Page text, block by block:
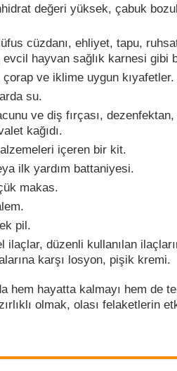
değeri yüksek, çabuk
cüzdanı, ehliyet, tapu,
hayvan sağlık karnesi gibi
ve iklime uygun kıyafetler.
su.
ve diş fırçası, dezenfektan,
kağıdı.
içeren bir kit.
ilk yardım battaniyesi.
makas.
pil.
ilaçlar, düzenli kullanılan
karşı losyon, pişik kremi.
hem hayatta kalmayı hem de
olmak, olası felaketlerin